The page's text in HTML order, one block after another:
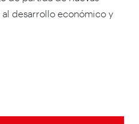
desarrollo económico y